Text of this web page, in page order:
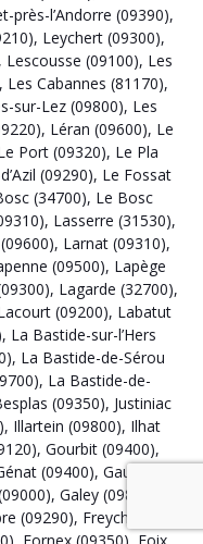
près-l’Andorre (09390),
, Leychert (09300),
, Lescousse (09100), Les
, Les Cabannes (81170),
sur-Lez (09800), Les
, Léran (09600), Le
Port (09320), Le Pla
(09290), Le Fossat
(34700), Le Bosc
, Lasserre (31530),
, Larnat (09310),
(09500), Lapège
, Lagarde (32700),
(09200), Labatut
, La Bastide-sur-l’Hers
, La Bastide-de-Sérou
, La Bastide-de-
(09350), Justiniac
, Illartein (09800), Ilhat
, Gourbit (09400),
(09400), Gaudiès
, Galey (09800)
(09290), Freychenet
Fornex (09350) Foix